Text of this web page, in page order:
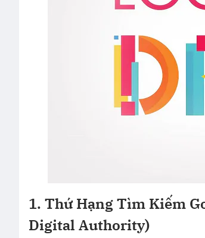
1. Thứ Hạng Tìm Kiếm
Digital Authority)